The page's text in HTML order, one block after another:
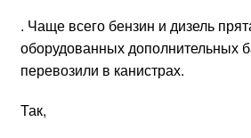
. Чаще всего бензин и дизель
оборудованных дополнительных
перевозили в канистрах.
Так,